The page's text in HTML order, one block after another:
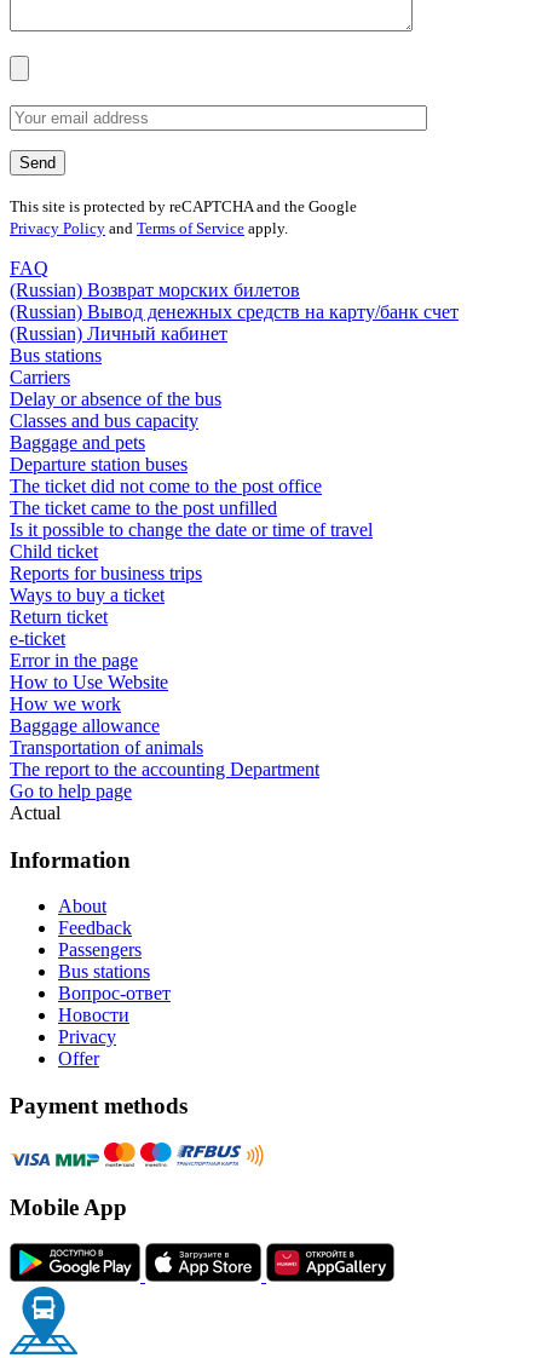
This site is protected by reCAPTCHA and the Google
Privacy Policy and Terms of Service apply.
FAQ
(Russian) Возврат морских билетов
(Russian) Вывод денежных средств на карту/банк счет
(Russian) Личный кабинет
Bus stations
Carriers
Delay or absence of the bus
Classes and bus capacity
Baggage and pets
Departure station buses
The ticket did not come to the post office
The ticket came to the post unfilled
Is it possible to change the date or time of travel
Child ticket
Reports for business trips
Ways to buy a ticket
Return ticket
e-ticket
Error in the page
How to Use Website
How we work
Baggage allowance
Transportation of animals
The report to the accounting Department
Go to help page
Actual
Information
About
Feedback
Passengers
Bus stations
Вопрос-ответ
Новости
Privacy
Offer
Payment methods
Mobile App